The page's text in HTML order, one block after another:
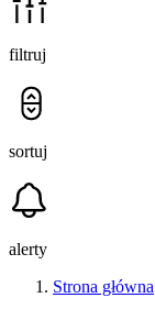
filtruj
sortuj
alerty
Strona główna